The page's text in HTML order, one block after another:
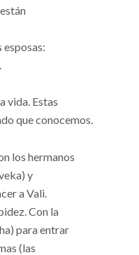
esposas:
vida. Estas
que conocemos.
los hermanos
y
a Vali.
Con la
para entrar
(las